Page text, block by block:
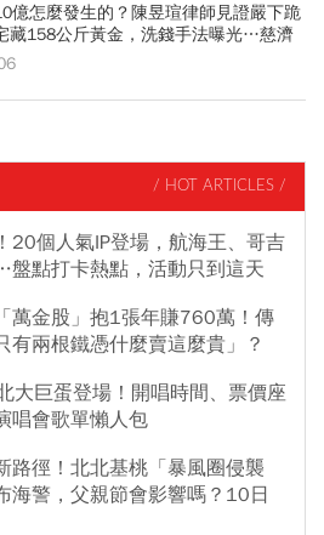
億怎麼發生的？陳昱瑄律師見證嚴下跪
藏158公斤黃金，洗錢手法曝光…慈濟
/ HOT ARTICLES /
20個人氣IP登場，航海王、哥吉
點打卡熱點，活動只到這天
萬金股」抱1張年賺760萬！傳
有兩根鐵憑什麼賣這麼貴」？
大巨蛋登場！開唱時間、票價座
唱會歌單懶人包
路徑！北北基桃「暴風圈侵襲
海警，父親節會影響嗎？10日